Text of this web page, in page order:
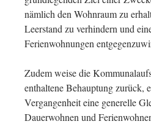
nämlich den Wohnraum zu
Leerstand zu verhindern und
Ferienwohnungen
Zudem weise die
enthaltene Behauptung zurück,
Vergangenheit eine generelle
Dauerwohnen und